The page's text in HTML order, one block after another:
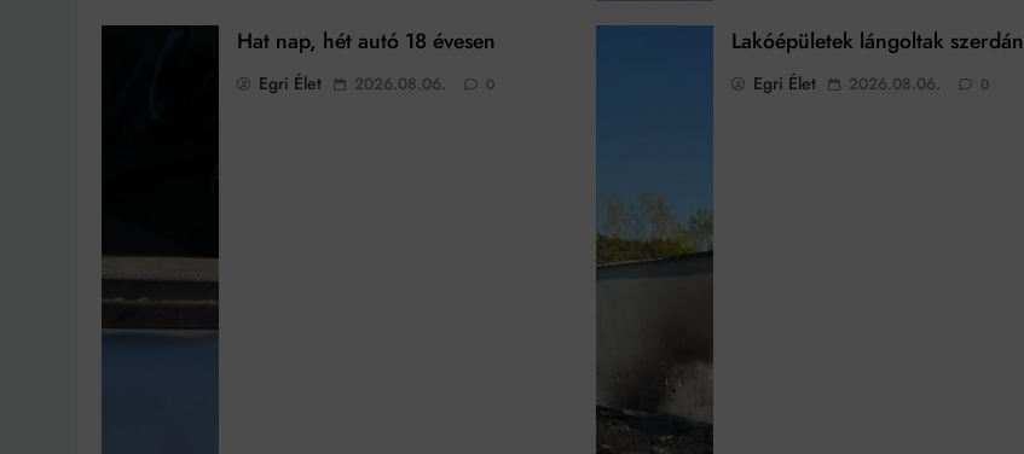
Hat nap, hét autó 18 évesen
Egri Élet 2026.08.06. 0
Lakóépületek lángoltak szerdán
Egri Élet 2026.08.06. 0